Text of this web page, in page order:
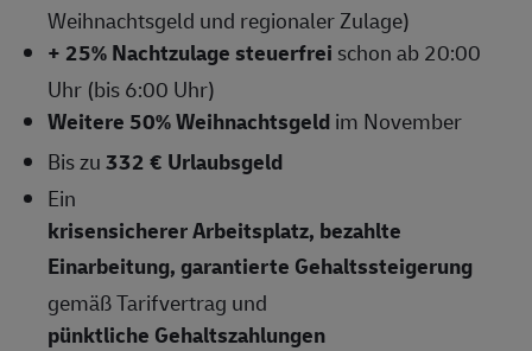
Weihnachtsgeld und regionaler Zulage)
+ 25% Nachtzulage steuerfrei schon ab 20:00
Uhr (bis 6:00 Uhr)
Weitere 50% Weihnachtsgeldim November
Bis zu332 € Urlaubsgeld
Ein
krisensicherer Arbeitsplatz, bezahlte
Einarbeitung, garantierte Gehaltssteigerung
gemäß Tarifvertrag und
pünktliche Gehaltszahlungen